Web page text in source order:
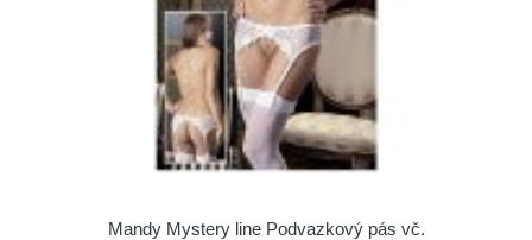
Mandy Mystery line Podvazkový pás vč.